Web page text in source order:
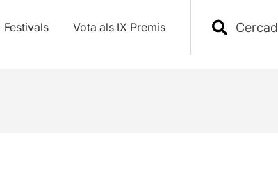
Festivals Vota als IX Premis